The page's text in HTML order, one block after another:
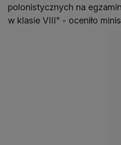
polonistycznych na
w klasie VIII" - oceniło